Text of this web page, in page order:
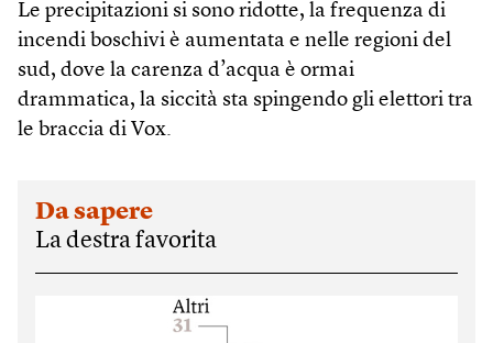
Le precipitazioni si sono ridotte, la frequenza di
incendi boschivi è aumentata e nelle regioni del
sud, dove la carenza d’acqua è ormai
drammatica, la siccità sta spingendo gli elettori tra
le braccia di Vox.
Da sapere
La destra favorita